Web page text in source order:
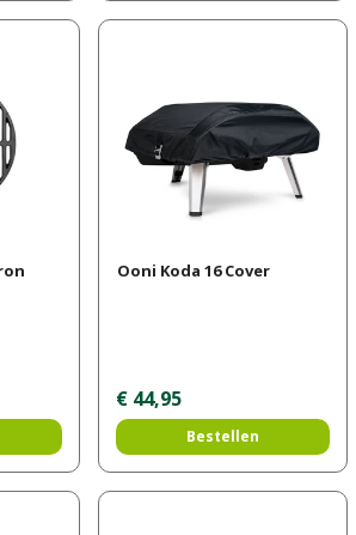
Ooni Koda 16 Cover
€ 44,95
Bestellen